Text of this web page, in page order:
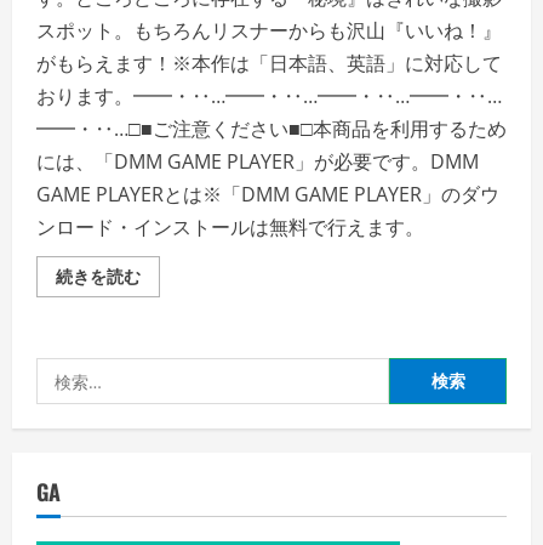
スポット。もちろんリスナーからも沢山『いいね！』
がもらえます！※本作は「日本語、英語」に対応して
おります。━━・‥…━━・‥…━━・‥…━━・‥…
━━・‥…□■ご注意ください■□本商品を利用するため
には、「DMM GAME PLAYER」が必要です。DMM
GAME PLAYERとは※「DMM GAME PLAYER」のダウ
ンロード・インストールは無料で行えます。
続きを読む●LIVE
IN
細
覧
く
索:
GA